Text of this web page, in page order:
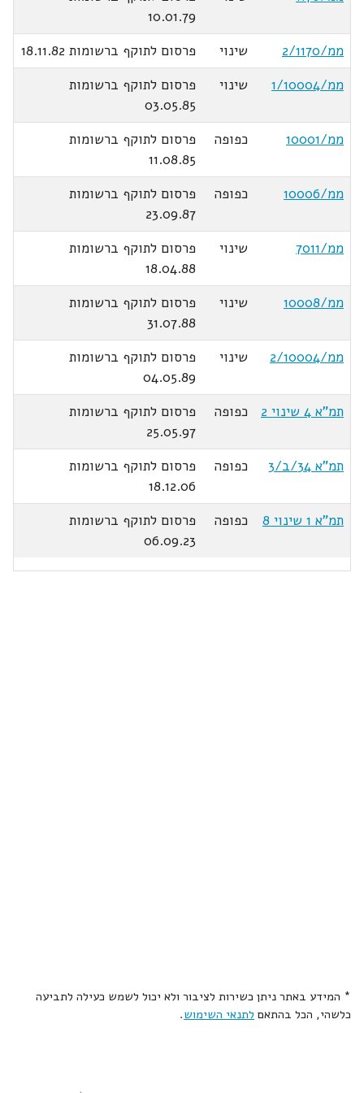
10.01.79
ממ/2/1170
שינוי
פרסום לתוקף ברשומות 18.11.82
ממ/1/10004
שינוי
פרסום לתוקף ברשומות
03.05.85
ממ/10001
כפופה
פרסום לתוקף ברשומות
11.08.85
ממ/10006
כפופה
פרסום לתוקף ברשומות
23.09.87
ממ/7011
שינוי
פרסום לתוקף ברשומות
18.04.88
ממ/10008
שינוי
פרסום לתוקף ברשומות
31.07.88
ממ/2/10004
שינוי
פרסום לתוקף ברשומות
04.05.89
תמ"א 4 שינוי 2
כפופה
פרסום לתוקף ברשומות
25.05.97
תמ"א 34/ב/3
כפופה
פרסום לתוקף ברשומות
18.12.06
תמ"א 1 שינוי 8
כפופה
פרסום לתוקף ברשומות
06.09.23
* המידע באתר ניתן כשירות לציבור ולא יכול לשמש כעילה לתביעה
כלשהי, הכל בהתאם לתנאי השימוש.